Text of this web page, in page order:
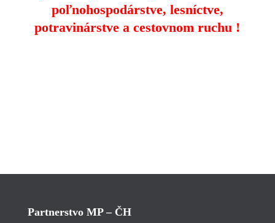
poľnohospodárstve, lesníctve,
potravinárstve a cestovnom ruchu !
Partnerstvo MP – ČH